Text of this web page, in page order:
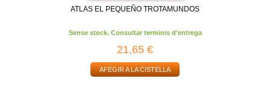
ATLAS EL PEQUEÑO TROTAMUNDOS
Sense stock. Consultar terminis d'entrega
21,65 €
AFEGIR A LA CISTELLA